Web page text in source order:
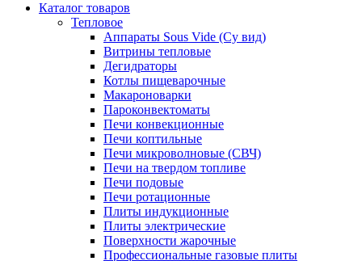
Каталог товаров
Тепловое
Аппараты Sous Vide (Су вид)
Витрины тепловые
Дегидраторы
Котлы пищеварочные
Макароноварки
Пароконвектоматы
Печи конвекционные
Печи коптильные
Печи микроволновые (СВЧ)
Печи на твердом топливе
Печи подовые
Печи ротационные
Плиты индукционные
Плиты электрические
Поверхности жарочные
Профессиональные газовые плиты